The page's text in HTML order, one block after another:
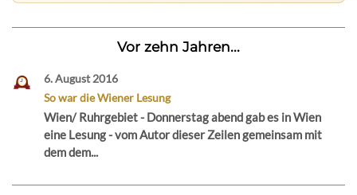
Vor zehn Jahren...
6. August 2016
So war die Wiener Lesung
Wien/ Ruhrgebiet - Donnerstag abend gab es in Wien
eine Lesung - vom Autor dieser Zeilen gemeinsam mit
dem dem...